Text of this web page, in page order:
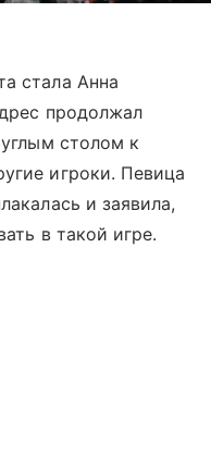
стала Анна
продолжал
столом к
игроки. Певица
и заявила,
в такой игре.